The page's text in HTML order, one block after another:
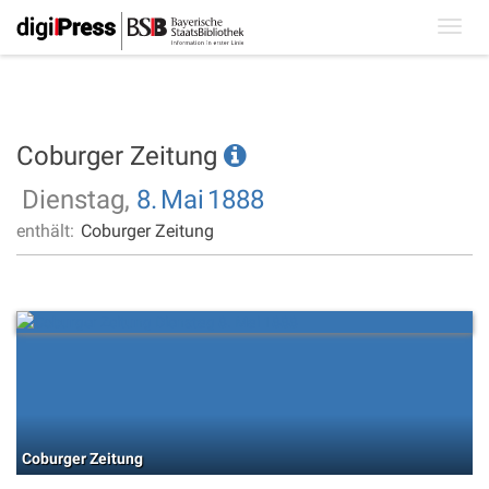
Coburger Zeitung
Dienstag, 8. Mai 1888
enthält: Coburger Zeitung
Coburger Zeitung